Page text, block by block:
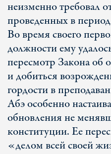
неизменно требовал
проведенных в
Во время своего
должности ему
пересмотр Закона об
и добиться
гордости в
Абэ особенно
обновления не
конституции. Ее
«делом всей своей